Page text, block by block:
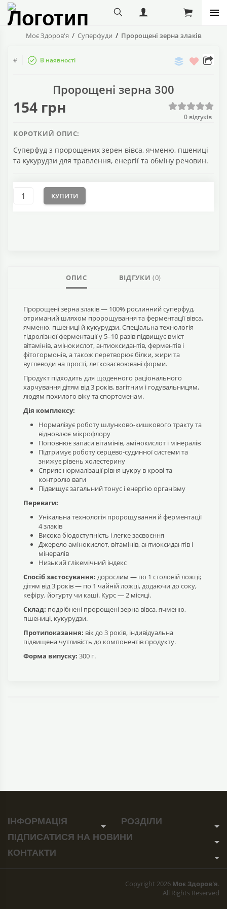
Моє Здоров'я Суперфуди Пророщені зерна злаків
# В наявності Порівняти
Бажані
Пророщені зерна 300
0 відгуків
154 грн
КОРОТКИЙ ОПИС:
Суперфуд з пророщених зерен вівса, ячменю, пшениці
та кукурудзи для травлення, енергії та обміну речовин.
КУПИТИ
ОПИС ВІДГУКИ (0)
Пророщені зерна злаків — 100% рослинний суперфуд,
отриманий шляхом пророщування та ферментації вівса,
ячменю, пшениці й кукурудзи. Спеціальна технологія
гідролізної ферментації у 5–10 разів підвищує вміст
вітамінів, амінокислот, антиоксидантів, ферментів і
фітогормонів, а також перетворює білки, жири та
вуглеводи на прості, легкозасвоювані форми.
Продукт підходить для щоденного раціонального
харчування дітям від 3 років, вагітним і годувальницям,
людям похилого віку та спортсменам.
Дія комплексу:
Нормалізує роботу шлунково-кишкового тракту та
відновлює мікрофлору
Поповнює запаси вітамінів, амінокислот і мінералів
Підтримує роботу серцево-судинної системи та
знижує рівень холестерину
Сприяє нормалізації рівня цукру в крові та
контролю ваги
Підвищує загальний тонус і енергію організму
Переваги:
Унікальна технологія пророщування й ферментації
4 злаків
Висока біодоступність і легке засвоєння
Джерело амінокислот, вітамінів, антиоксидантів і
мінералів
Низький глікемічний індекс
Спосіб застосування: дорослим — по 1 столовій ложці;
дітям від 3 років — по 1 чайній ложці, додаючи до соку,
кефіру, йогурту чи каші. Курс — 2 місяці.
Склад: подрібнені пророщені зерна вівса, ячменю,
пшениці, кукурудзи.
Протипоказання: вік до 3 років, індивідуальна
підвищена чутливість до компонентів продукту.
Форма випуску: 300 г.
ІНФОРМАЦІЯ
РОЗДІЛИ
ПІДПИСАТИСЯ НА НОВИНИ
КОНТАКТИ
Copyright 2026 Моє Здоров'я.
All Rights Reserved